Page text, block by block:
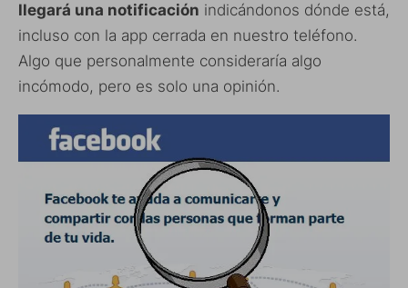
llegará una notificación indicándonos dónde está,
incluso con la app cerrada en nuestro teléfono.
Algo que personalmente consideraría algo
incómodo, pero es solo una opinión.